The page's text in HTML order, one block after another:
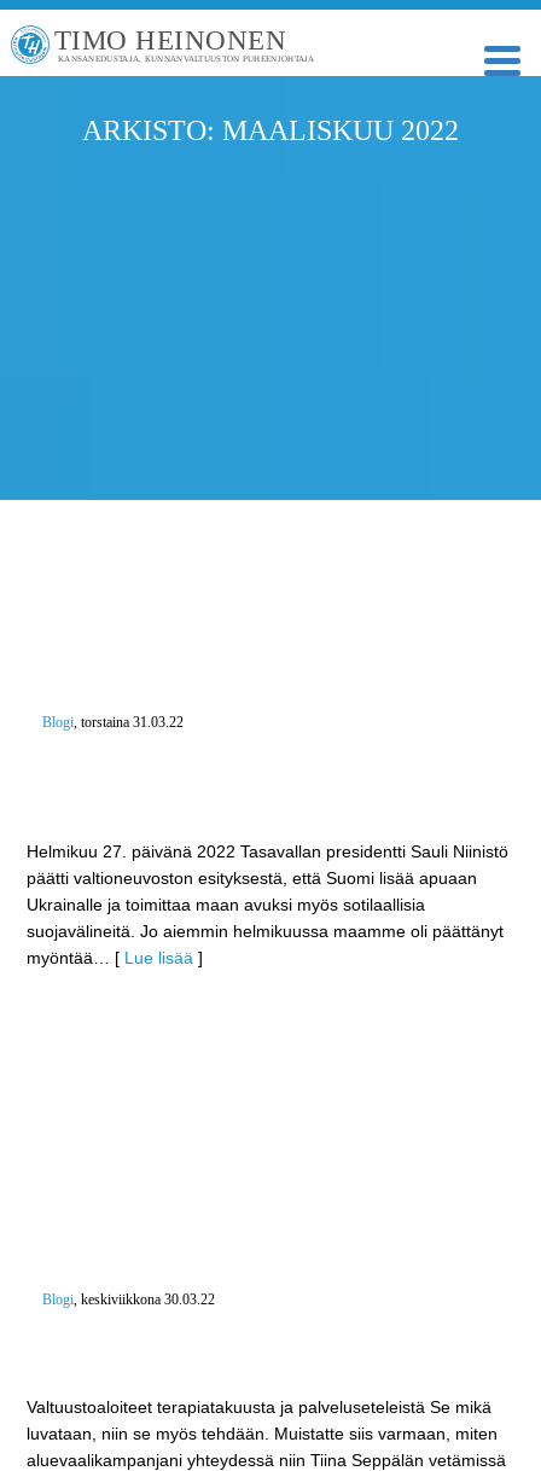
TIMO HEINONEN
KANSANEDUSTAJA, KUNNANVALTUUSTON PUHEENJOHTAJA
ARKISTO: MAALISKUU 2022
Blogi, torstaina 31.03.22
Helmikuu 27. päivänä 2022 Tasavallan presidentti Sauli Niinistö
päätti valtioneuvoston esityksestä, että Suomi lisää apuaan
Ukrainalle ja toimittaa maan avuksi myös sotilaallisia
suojavälineitä. Jo aiemmin helmikuussa maamme oli päättänyt
myöntää … [ Lue lisää ]
Blogi, keskiviikkona 30.03.22
Valtuustoaloiteet terapiatakuusta ja palveluseteleistä Se mikä
luvataan, niin se myös tehdään. Muistatte siis varmaan, miten
aluevaalikampanjani yhteydessä niin Tiina Seppälän vetämissä